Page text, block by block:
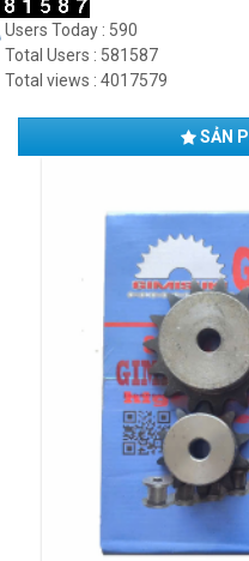
Users Today : 590
Total Users : 581587
Total views : 4017579
SẢN